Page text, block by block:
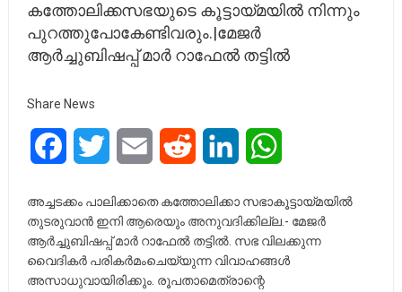
കത്തോലിക്കസഭയുടെ കൂട്ടായ്മയിൽ നിന്നും
പുറത്തുപോകേണ്ടിവരും.|മേജർ
ആർച്ചുബിഷപ്പ് മാർ റാഫേൽ തട്ടിൽ
Share News
FacebookTwitter Email Reddit LinkedIn
അച്ചടക്കം പാലിക്കാതെ കത്തോലിക്കാ സഭാകൂട്ടായ്മയിൽ
തുടരുവാൻ ഇനി ആരെയും അനുവദിക്കില്ല.- മേജർ
ആർച്ചുബിഷപ്പ് മാർ റാഫേൽ തട്ടിൽ. സഭ വിലക്കുന്ന
വൈദികർ പരികർമംചെയ്യുന്ന വിവാഹങ്ങൾ
അസാധുവായിരിക്കും. രൂപതാമെത്രാന്റെ